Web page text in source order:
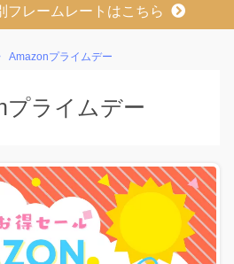
フレームレートはこちら
Amazonプライムデー
プライムデー